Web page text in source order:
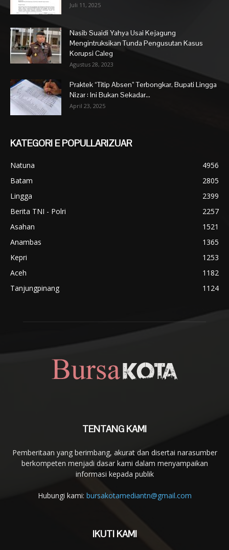
Juli 11, 2025
Nasib Suaidi Yahya Usai Kejagung
Mengintruksikan Tunda Pengusutan Kasus
Korupsi Caleg
Agustus 28, 2023
Praktek “Titip Absen” Terbongkar, Bupati Lingga
Nizar : Ini Bukan Sekadar...
April 23, 2025
KATEGORI E POPULLARIZUAR
Natuna
4956
Batam
2805
Lingga
2399
Berita TNI - Polri
2257
Asahan
1521
Anambas
1365
Kepri
1253
Aceh
1182
Tanjungpinang
1124
TENTANG KAMI
Pemberitaan yang berimbang, akurat dan disertai narasumber
berkompeten menjadi dasar kami dalam menyampaikan
informasi kepada publik
Hubungi kami: bursakotamediantn@gmail.com
IKUTI KAMI